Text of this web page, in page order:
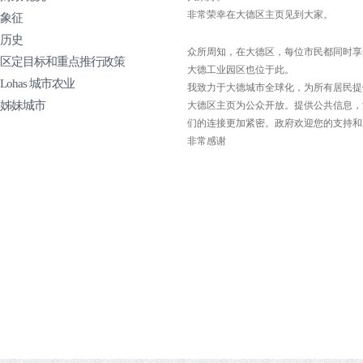
象征
历史
区定目标和重点推行政策
Lohas 城市农业
姊妹城市
非常荣幸在大德区主页见到大家。
众所周知，在大德区，每位市民都同时
大德工业园区也位于此。
我致力于大德城市全球化，为所有居民
大德区主页为公众开放。提供公共信息
们的连接更加紧密。政府欢迎您的支持
非常感谢